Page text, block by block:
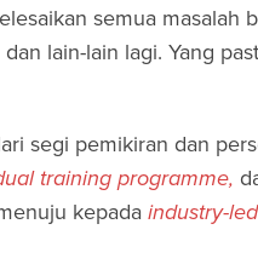
semua masalah
lain-lain lagi. Yang
segi pemikiran dan
training programme,
kepada industry-